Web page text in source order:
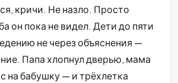
кричи. Не назло. Просто
он пока не видел. Дети до пяти
не через объяснения —
Папа хлопнул дверью, мама
на бабушку — и трёхлетка